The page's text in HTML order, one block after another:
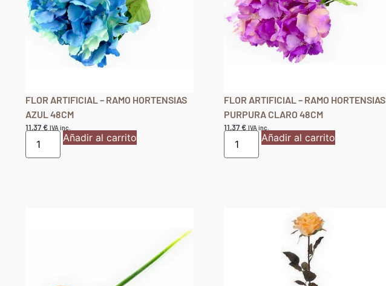
FLOR ARTIFICIAL – RAMO HORTENSIAS
AZUL 48CM
11,37€ IVA inc.
Añadir al carrito
FLOR ARTIFICIAL – RAMO HORTENSIAS
PURPURA CLARO 48CM
11,37€ IVA inc.
Añadir al carrito